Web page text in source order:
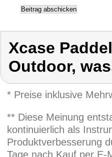
Xcase
Outdoor,
* Preise inklusive
** Diese Meinung
kontinuierlich als
Produktverbesserung
Tage nach Kauf per E-